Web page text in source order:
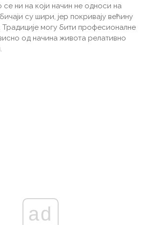
ни на који начин не односи на
су шири, јер покривају већину
могу бити професионалне
од начина живота релативно
ad